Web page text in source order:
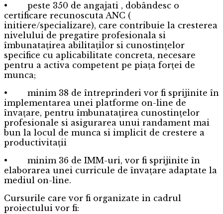
• peste 350 de angajati , dobândesc o
certificare recunoscuta ANC (
initiere/specializare), care contribuie la cresterea
nivelului de pregatire profesionala si
îmbunatațirea abilitaților si cunostințelor
specifice cu aplicabilitate concreta, necesare
pentru a activa competent pe piața forței de
munca;
• minim 38 de întreprinderi vor fi sprijinite în
implementarea unei platforme on-line de
învațare, pentru îmbunatațirea cunostințelor
profesionale si asigurarea unui randament mai
bun la locul de munca si implicit de crestere a
productivitații
• minim 36 de IMM-uri, vor fi sprijinite în
elaborarea unei curricule de învațare adaptate la
mediul on-line.
Cursurile care vor fi organizate in cadrul
proiectului vor fi: